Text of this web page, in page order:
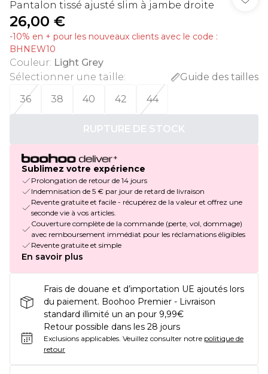
Pantalon tissé ajusté slim à jambe droite
26,00 €
-10% en + pour les nouveaux clients avec le code :
BHNEW10
Couleur: Light Grey
Sélectionner une taille:
Guide des tailles
36
38 40 42 44
RUPTURE DE STOCK
Sublimez votre expérience
Prolongation de retour de 14 jours
Indemnisation de 5 € par jour de retard de livraison
Revente gratuite et facile - récupérez de la valeur et offrez une
seconde vie à vos articles.
Couverture complète de la commande (perte, vol, dommage)
avec remboursement immédiat pour les réclamations éligibles
Revente gratuite et simple
En savoir plus
Frais de douane et d’importation UE ajoutés lors
du paiement. Boohoo Premier - Livraison
standard illimité un an pour 9,99€
Retour possible dans les 28 jours
Exclusions applicables. Veuillez consulter notre politique de
retour